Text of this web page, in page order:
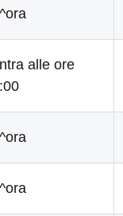
alle ore